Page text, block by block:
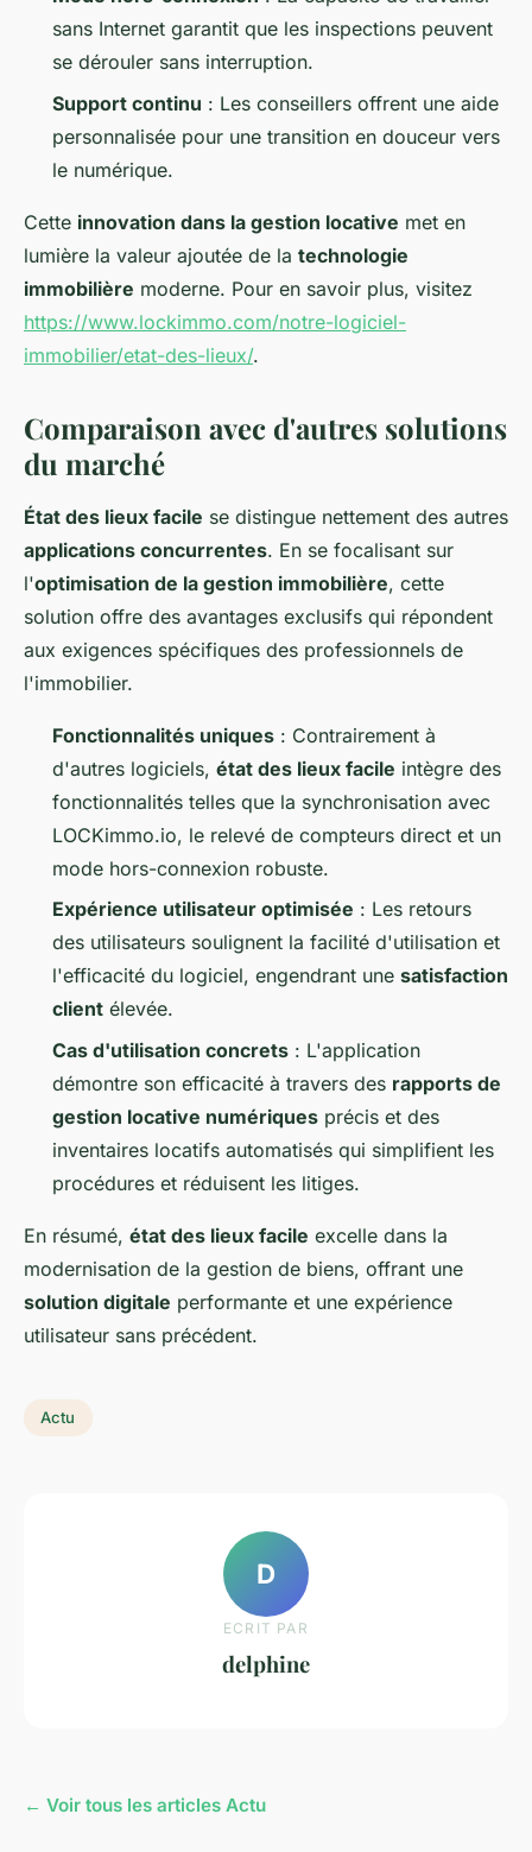
sans Internet garantit que les inspections peuvent
se dérouler sans interruption.
Support continu : Les conseillers offrent une aide
personnalisée pour une transition en douceur vers
le numérique.
Cette innovation dans la gestion locative met en
lumière la valeur ajoutée de la technologie
immobilière moderne. Pour en savoir plus, visitez
https://www.lockimmo.com/notre-logiciel-
immobilier/etat-des-lieux/.
Comparaison avec d'autres solutions
du marché
État des lieux facile se distingue nettement des autres
applications concurrentes. En se focalisant sur
l'optimisation de la gestion immobilière, cette
solution offre des avantages exclusifs qui répondent
aux exigences spécifiques des professionnels de
l'immobilier.
Fonctionnalités uniques : Contrairement à
d'autres logiciels, état des lieux facile intègre des
fonctionnalités telles que la synchronisation avec
LOCKimmo.io, le relevé de compteurs direct et un
mode hors-connexion robuste.
Expérience utilisateur optimisée : Les retours
des utilisateurs soulignent la facilité d'utilisation et
l'efficacité du logiciel, engendrant une satisfaction
client élevée.
Cas d'utilisation concrets : L'application
démontre son efficacité à travers des rapports de
gestion locative numériques précis et des
inventaires locatifs automatisés qui simplifient les
procédures et réduisent les litiges.
En résumé, état des lieux facile excelle dans la
modernisation de la gestion de biens, offrant une
solution digitale performante et une expérience
utilisateur sans précédent.
Actu
D
ECRIT PAR
delphine
← Voir tous les articles Actu